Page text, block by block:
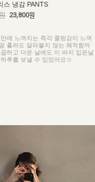
스 냉감 PANTS
23,800원
에 느껴지는 즉각 쿨링감이 느껴
흘려도 달라붙지 않는 쾌적함까
하고 더운 날에도 이 바지 입은날
루를 보낼 수 있었어요☆